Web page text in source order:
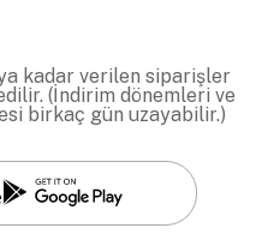
kadar verilen siparişler
(İndirim dönemleri ve
birkaç gün uzayabilir.)